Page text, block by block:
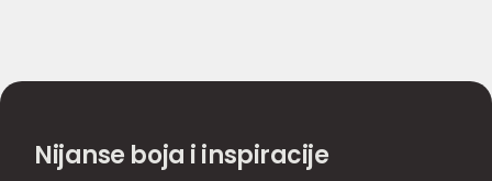
Nijanse boja i inspiracije